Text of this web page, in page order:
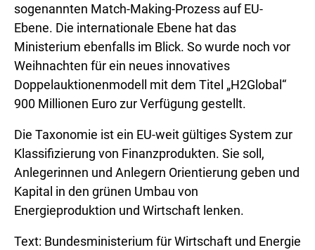
sogenannten Match-Making-Prozess auf EU-
Ebene. Die internationale Ebene hat das
Ministerium ebenfalls im Blick. So wurde noch vor
Weihnachten für ein neues innovatives
Doppelauktionenmodell mit dem Titel „H2Global“
900 Millionen Euro zur Verfügung gestellt.
Die Taxonomie ist ein EU-weit gültiges System zur
Klassifizierung von Finanzprodukten. Sie soll,
Anlegerinnen und Anlegern Orientierung geben und
Kapital in den grünen Umbau von
Energieproduktion und Wirtschaft lenken.
Text: Bundesministerium für Wirtschaft und Energie